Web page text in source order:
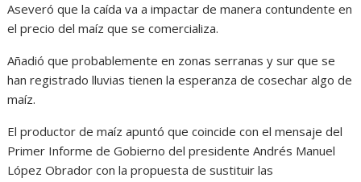
Aseveró que la caída va a impactar de manera contundente en
el precio del maíz que se comercializa.
Añadió que probablemente en zonas serranas y sur que se
han registrado lluvias tienen la esperanza de cosechar algo de
maíz.
El productor de maíz apuntó que coincide con el mensaje del
Primer Informe de Gobierno del presidente Andrés Manuel
López Obrador con la propuesta de sustituir las